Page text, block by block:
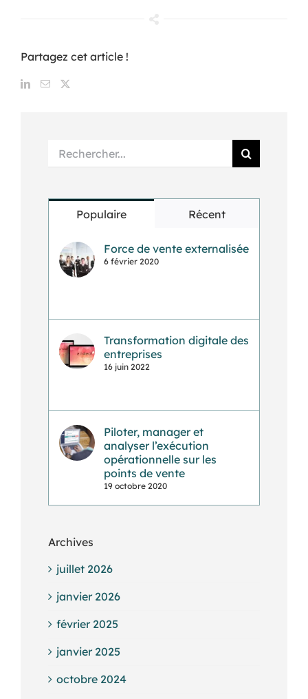
Partagez cet article !
Populaire Récent
Force de vente externalisée
6 février 2020
Transformation digitale des
entreprises
16 juin 2022
Piloter, manager et
analyser l’exécution
opérationnelle sur les
points de vente
19 octobre 2020
Archives
juillet 2026
janvier 2026
février 2025
janvier 2025
octobre 2024